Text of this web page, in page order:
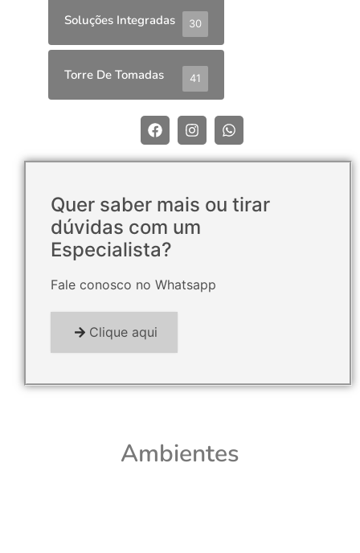
Soluções Integradas 30
Torre De Tomadas 41
Quer saber mais ou tirar
dúvidas com um
Especialista?
Fale conosco no Whatsapp
Clique aqui
Ambientes